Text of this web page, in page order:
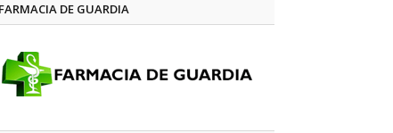
FARMACIA DE GUARDIA